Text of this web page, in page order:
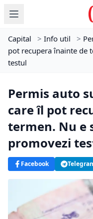
Capital > Info util >
pot recupera înainte de
testul
Permis auto
care îl pot
termen. Nu e
promovezi
Facebook